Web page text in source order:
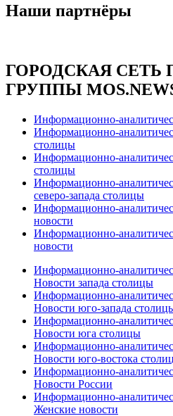
Наши партнёры
ГОРОДСКАЯ СЕТЬ
ГРУППЫ
Информационно-
Информационно-
столицы
Информационно-
столицы
Информационно-
северо-запада столицы
Информационно-
новости
Информационно-
новости
Информационно-
Новости запада столицы
Информационно-
Новости юго-запада
Информационно-
Новости юга столицы
Информационно-
Новости юго-востока
Информационно-
Новости России
Информационно-
Женские новости